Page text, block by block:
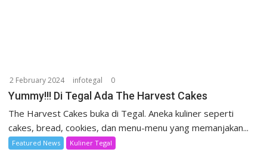
2 February 2024 infotegal 0
Yummy!!! Di Tegal Ada The Harvest Cakes
The Harvest Cakes buka di Tegal. Aneka kuliner seperti
cakes, bread, cookies, dan menu-menu yang memanjakan...
Featured News Kuliner Tegal